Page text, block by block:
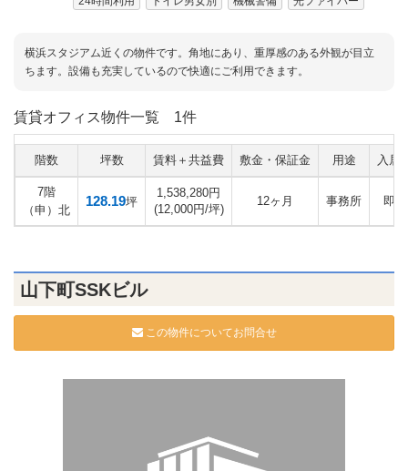
横浜スタジアム近くの物件です。角地にあり、重厚感のある外観が目立
ちます。設備も充実しているので快適にご利用できます。
賃貸オフィス物件一覧 1件
階数 坪数 賃料＋共益費 敷金・保証金 用途 入居
7階
（申）北
128.19坪
1,538,280円
(12,000円/坪)
12ヶ月 事務所 即日
山下町SSKビル
この物件についてお問合せ